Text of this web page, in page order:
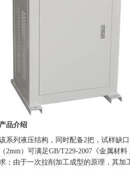
产品介绍
系列液压结构，同时配备2把，试样缺
2mm）可满足GB/T229-2007《金属材
；由于一次拉削加工成型的原理，其加